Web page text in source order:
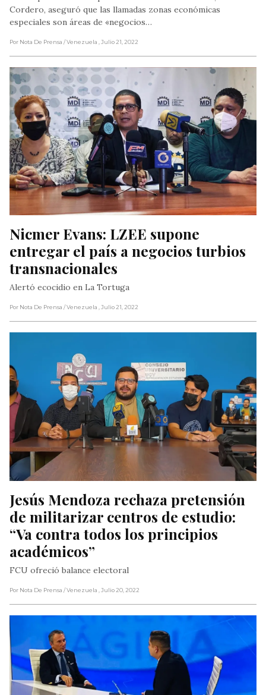
Cordero, aseguró que las llamadas zonas económicas
especiales son áreas de «negocios…
Por Nota De Prensa / Venezuela , Julio 21, 2022
Nicmer Evans: LZEE supone
entregar el país a negocios turbios
transnacionales
Alertó ecocidio en La Tortuga
Por Nota De Prensa / Venezuela , Julio 21, 2022
Jesús Mendoza rechaza pretensión
de militarizar centros de estudio:
“Va contra todos los principios
académicos”
FCU ofreció balance electoral
Por Nota De Prensa / Venezuela , Julio 20, 2022